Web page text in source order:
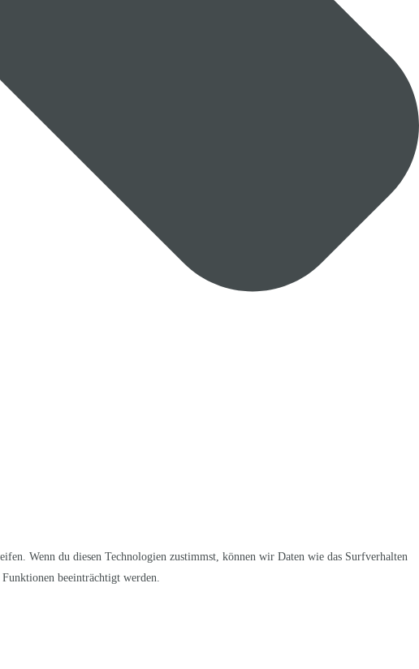
Wenn du diesen Technologien zustimmst, können wir Daten wie das Surfverhalten
beeinträchtigt werden.